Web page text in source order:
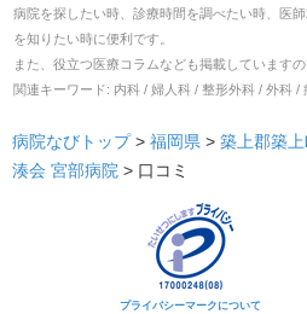
病院を探したい時、診療時間を調べたい時、医
を知りたい時に便利です。
また、役立つ医療コラムなども掲載しています
関連キーワード: 内科 / 婦人科 / 整形外科 / 外科 /
病院なびトップ > 福岡県 > 築上郡築上
湊会 宮部病院 > 口コミ
プライバシーマークについて